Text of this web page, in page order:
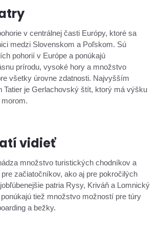
v centrálnej časti Európy, ktoré sa
medzi Slovenskom a Poľskom. Sú
pohorií v Európe a ponúkajú
prírodu, vysoké hory a množstvo
všetky úrovne zdatnosti. Najvyšším
Tatier je Gerlachovský štít, ktorý má výšku
vidieť
množstvo turistických chodníkov a
začiatočníkov, ako aj pre pokročilých
patria Rysy, Kriváň a Lomnický
tiež množstvo možností pre túry
a bežky.